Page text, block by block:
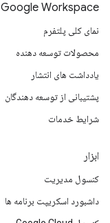
Google Workspace برای توسعه دهندگان
نمای کلی پلتفرم
محصولات توسعه دهنده
یادداشت های انتشار
پشتیبانی از توسعه دهندگان
شرایط خدمات
ابزار
کنسول مدیریت
داشبورد اسکریپت برنامه ها